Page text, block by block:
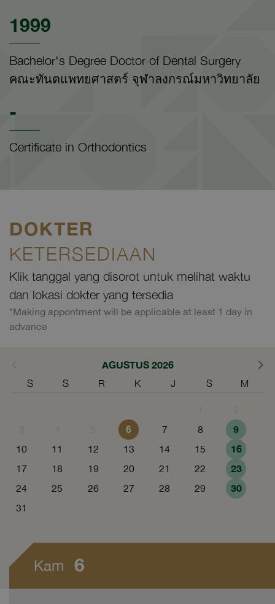
1999
Bachelor's Degree Doctor of Dental Surgery
คณะทันตแพทยศาสตร์ จุฬาลงกรณ์มหาวิทยาลัย
-
Certificate in Orthodontics
DOKTER
KETERSEDIAAN
Klik tanggal yang disorot untuk melihat waktu
dan lokasi dokter yang tersedia
*Making appontment will be applicable at least 1 day in
advance
AGUSTUS 2026
S S R K J S M
6 7 8 9
10 11 12 13 14 15 16
17 18 19 20 21 22 23
24 25 26 27 28 29 30
31
Kam 6